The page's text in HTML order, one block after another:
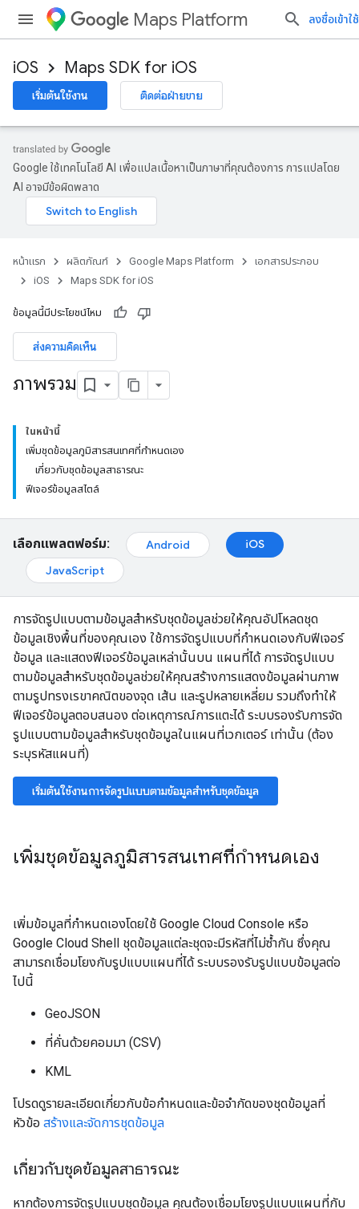
Maps Platform ลงชื่อเข้าใช้
iOS Maps SDK for iOS
เริ่มต้นใช้งาน ติดต่อฝ่ายขาย
Google ใช้เทคโนโลยี AI เพื่อแปลเนื้อหาเป็นภาษาที่คุณต้องการ การแปลโดย
AI อาจมีข้อผิดพลาด
หน้าแรก ผลิตภัณฑ์ Google Maps Platform
เอกสารประกอบ
iOS
Maps SDK for iOS
ข้อมูลนี้มีประโยชน์ไหม
ส่งความคิดเห็น
ภาพรวม
ในหน้านี้
เพิ่มชุดข้อมูลภูมิสารสนเทศที่กำหนดเอง
เกี่ยวกับชุดข้อมูลสาธารณะ
ฟีเจอร์ข้อมูลสไตล์
เลือกแพลตฟอร์ม: Android
iOS
JavaScript
การจัดรูปแบบตามข้อมูลสำหรับชุดข้อมูลช่วยให้คุณอัปโหลดชุด
ข้อมูลเชิงพื้นที่ของคุณเอง ใช้การจัดรูปแบบที่กำหนดเองกับฟีเจอร์
ข้อมูล และแสดงฟีเจอร์ข้อมูลเหล่านั้นบน แผนที่ได้ การจัดรูปแบบ
ตามข้อมูลสำหรับชุดข้อมูลช่วยให้คุณสร้างการแสดงข้อมูลผ่านภาพ
ตามรูปทรงเรขาคณิตของจุด เส้น และรูปหลายเหลี่ยม รวมถึงทำให้
ฟีเจอร์ข้อมูลตอบสนอง ต่อเหตุการณ์การแตะได้ ระบบรองรับการจัด
รูปแบบตามข้อมูลสำหรับชุดข้อมูลในแผนที่เวกเตอร์ เท่านั้น (ต้อง
ระบุรหัสแผนที่)
เริ่มต้นใช้งานการจัดรูปแบบตามข้อมูลสำหรับชุดข้อมูล
เพิ่มชุดข้อมูลภูมิสารสนเทศที่กำหนดเอง
เพิ่มข้อมูลที่กำหนดเองโดยใช้ Google Cloud Console หรือ
Google Cloud Shell ชุดข้อมูลแต่ละชุดจะมีรหัสที่ไม่ซ้ำกัน ซึ่งคุณ
สามารถเชื่อมโยงกับรูปแบบแผนที่ได้ ระบบรองรับรูปแบบข้อมูลต่อ
ไปนี้
GeoJSON
ที่คั่นด้วยคอมมา (CSV)
KML
โปรดดูรายละเอียดเกี่ยวกับข้อกำหนดและข้อจำกัดของชุดข้อมูลที่
หัวข้อ สร้างและจัดการชุดข้อมูล
เกี่ยวกับชุดข้อมูลสาธารณะ
หากต้องการจัดรูปแบบชุดข้อมูล คุณต้องเชื่อมโยงรูปแบบแผนที่กับ